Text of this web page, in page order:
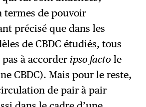
termes de pouvoir
précisé que dans les
de CBDC étudiés, tous
à accorder ipso facto le
CBDC). Mais pour le reste,
de pair à pair